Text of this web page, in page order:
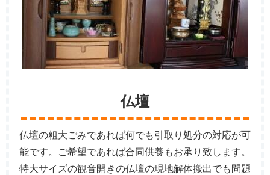
仏壇
仏壇の粗大ごみであれば何でも引取り処分の対応が可
能です。ご希望であれば合同供養もお承り致します。
特大サイズの観音開きの仏壇の現地解体搬出でも問題